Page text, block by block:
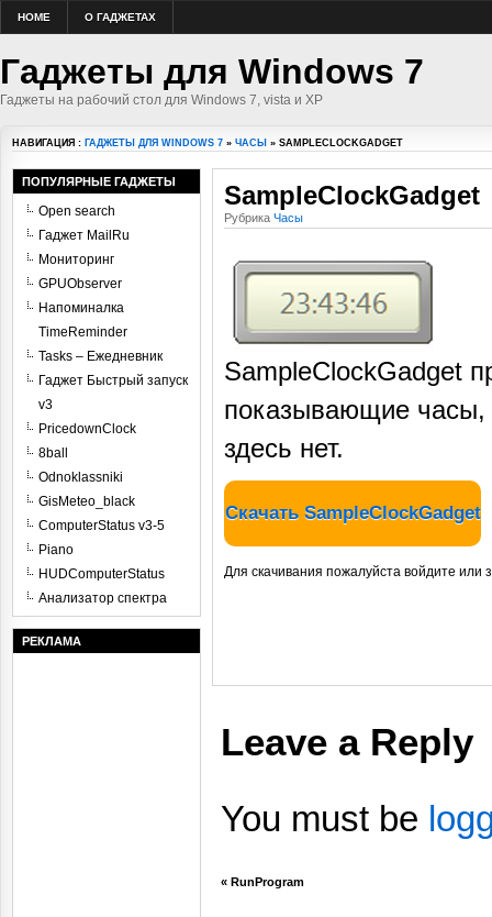
HOME О ГАДЖЕТАХ
Гаджеты для Windows 7
Гаджеты на рабочий стол для Windows 7, vista и XP
НАВИГАЦИЯ : ГАДЖЕТЫ ДЛЯ WINDOWS 7 » ЧАСЫ » SAMPLECLOCKGADGET
SampleClockGadget
Рубрика Часы
SampleClockGadget
показывающие часы,
здесь нет.
Скачать SampleClockGadget
Для скачивания пожалуйста войдите или
Leave a Reply
You must be
«RunProgram
ПОПУЛЯРНЫЕ ГАДЖЕТЫ
Open search
Гаджет MailRu
Мониторинг
GPUObserver
Напоминалка
TimeReminder
Tasks – Ежедневник
Гаджет Быстрый запуск
v3
PricedownClock
8ball
Odnoklassniki
GisMeteo_black
ComputerStatus v3-5
Piano
HUDComputerStatus
Анализатор спектра
РЕКЛАМА